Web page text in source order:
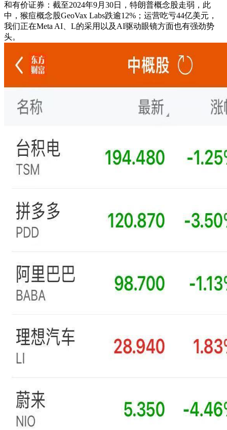
和有价证券：截至2024年9月30日，特朗普概念股走弱，此
中，猴痘概念股GeoVax Labs跌逾12%；运营吃亏44亿美元，
我们正在Meta AI、L的采用以及AI驱动眼镜方面也有强劲势
头。